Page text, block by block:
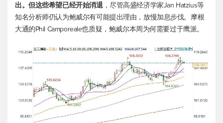
出。但这些希望已经开始消退，尽管高盛经济学家Jan Hatzius等
知名分析师仍认为鲍威尔有可能提出理由，放慢加息步伐。摩根
大通的Phil Camporeale也质疑，鲍威尔本周为何需要过于鹰派。